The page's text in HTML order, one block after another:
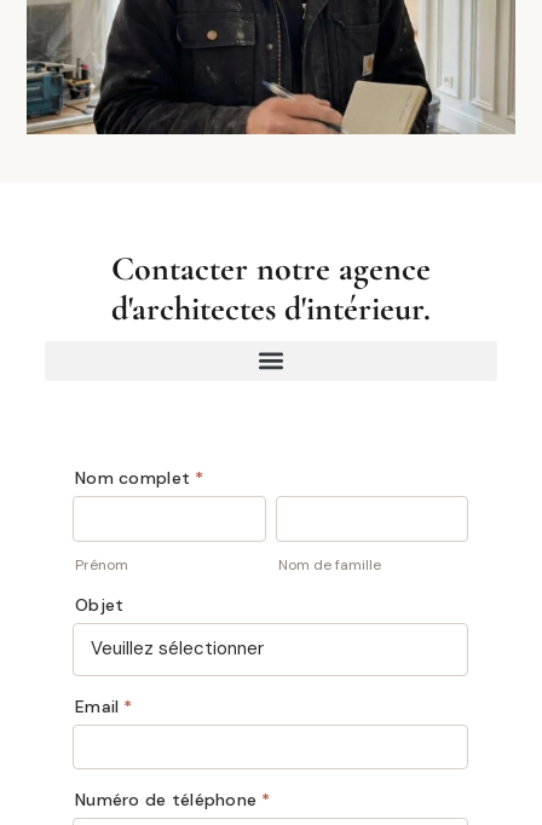
Contacter notre agence
d'architectes d'intérieur.